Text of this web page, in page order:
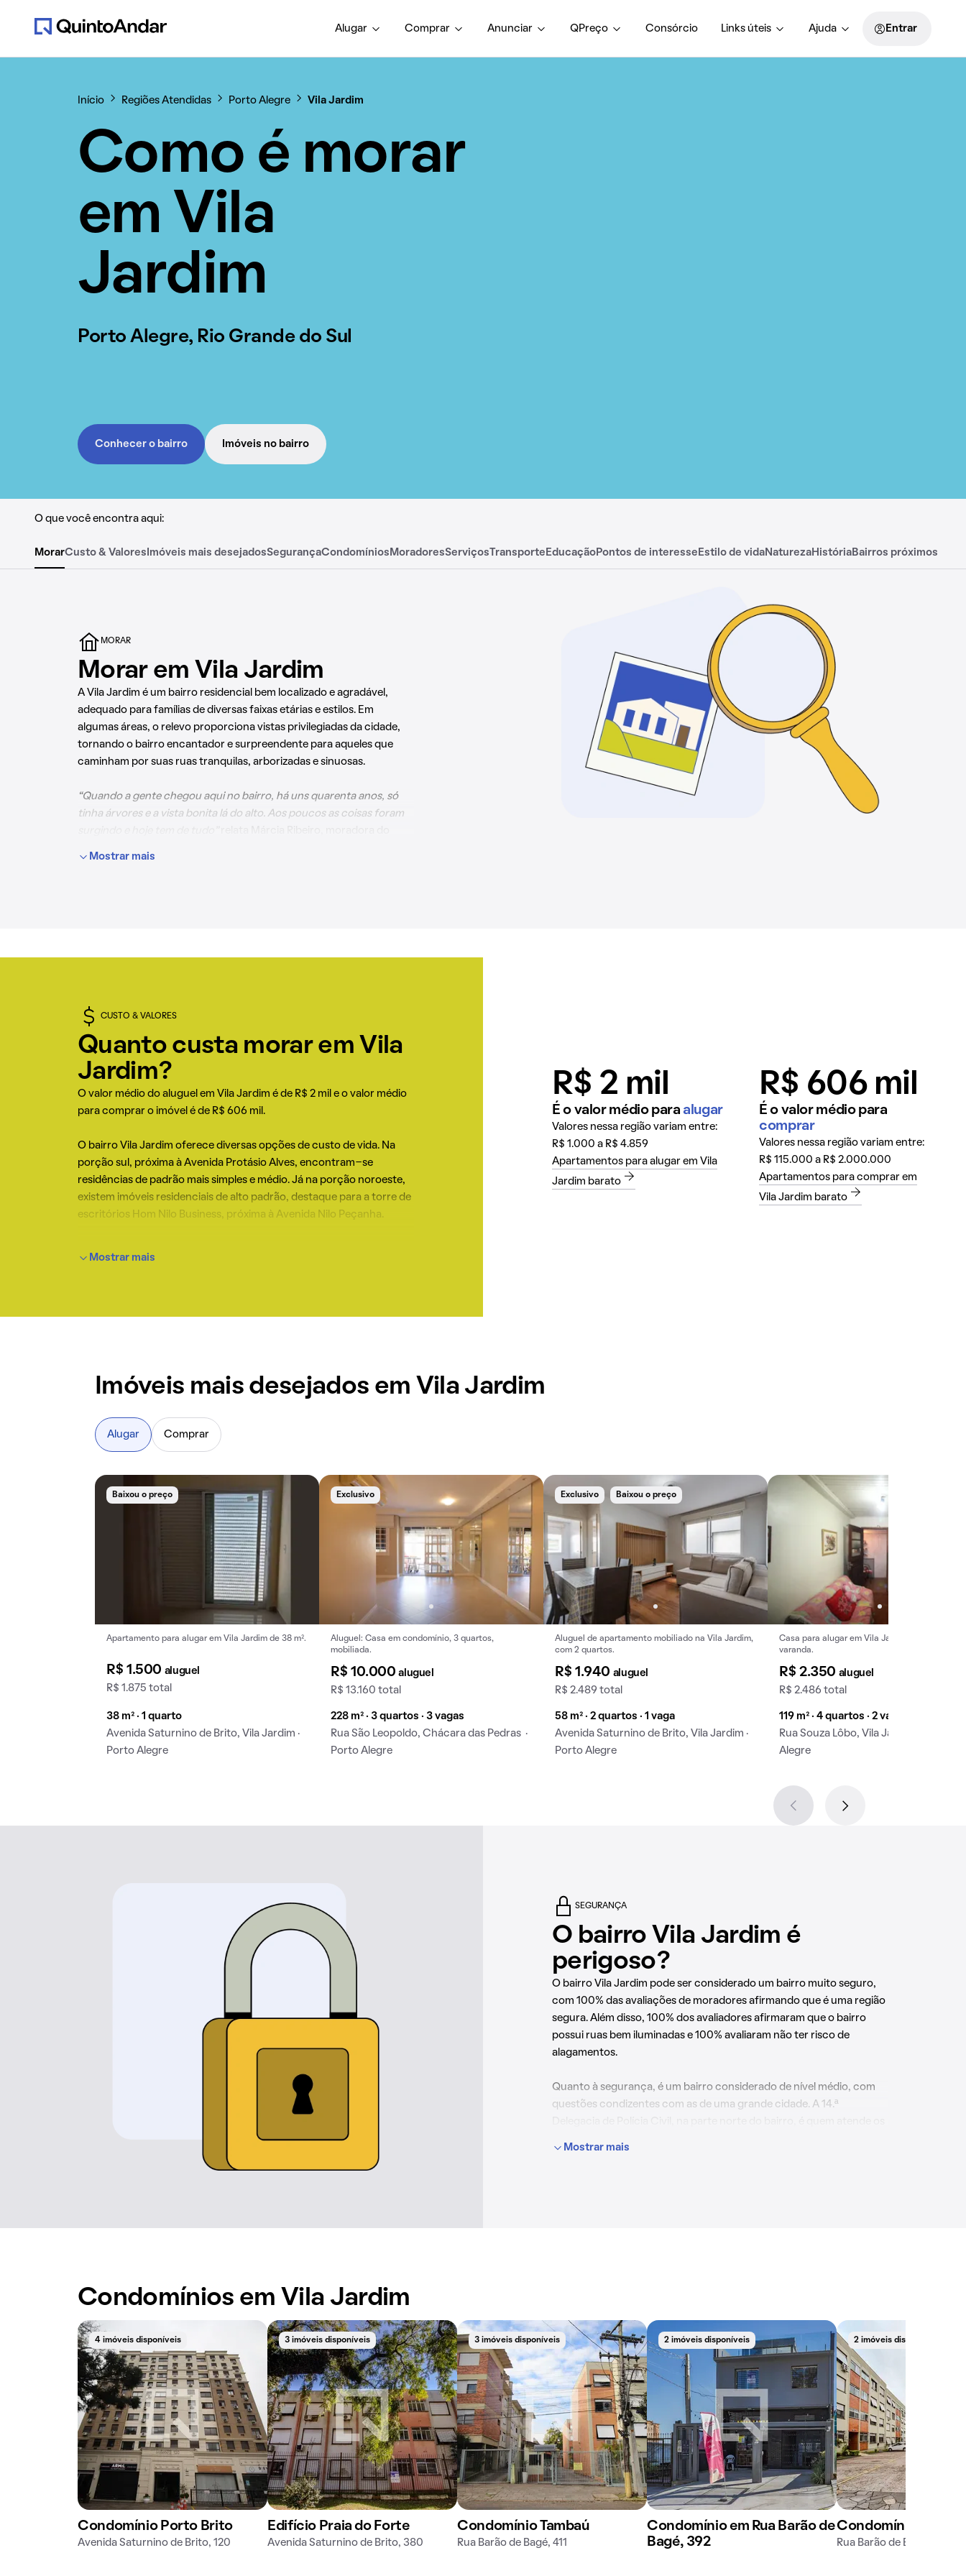
Alugar Comprar Anunciar QPreço Consórcio Links úteis Ajuda Entrar
Início Regiões Atendidas Porto Alegre Vila Jardim
Como é morar
em Vila
Jardim
Porto Alegre, Rio Grande do Sul
Conhecer o bairro Imóveis no bairro
O que você encontra aqui:
MorarCusto & Valores Imóveis mais desejadosSegurançaCondomínios MoradoresServiços Transporte Educação Pontos de interesse Estilo de vida Natureza História Bairros próximos
MORAR
Morar em Vila Jardim
A Vila Jardim é um bairro residencial bem localizado e agradável,
adequado para famílias de diversas faixas etárias e estilos. Em
algumas áreas, o relevo proporciona vistas privilegiadas da cidade,
tornando o bairro encantador e surpreendente para aqueles que
caminham por suas ruas tranquilas, arborizadas e sinuosas.
“Quando a gente chegou aqui no bairro, há uns quarenta anos, só
tinha árvores e a vista bonita lá do alto. Aos poucos as coisas foram
Mostrar mais
CUSTO & VALORES
Quanto custa morar em Vila
Jardim?
O valor médio do aluguel em Vila Jardim é de R$ 2 mil e o valor médio
para comprar o imóvel é de R$ 606 mil.
O bairro Vila Jardim oferece diversas opções de custo de vida. Na
porção sul, próxima à Avenida Protásio Alves, encontram-se
residências de padrão mais simples e médio. Já na porção noroeste,
existem imóveis residenciais de alto padrão, destaque para a torre de
escritórios Hom Nilo Business, próxima à Avenida Nilo Peçanha.
diferentes perfis de residentes, independentemente de suas
Mostrar mais
R$ 2 mil
É o valor médio para alugar
Valores nessa região variam entre:
R$ 1.000 a R$ 4.859
Apartamentos para alugar em Vila
Jardim barato
R$ 606 mil
É o valor médio para
comprar
Valores nessa região variam entre:
R$ 115.000 a R$ 2.000.000
Apartamentos para comprar em
Vila Jardim barato
Imóveis mais desejados em Vila Jardim
Baixou o preço
Apartamento para alugar em Vila Jardim de 38 m².
R$ 1.500 aluguel
R$ 1.875 total
38 m² · 1 quarto
Avenida Saturnino de Brito, Vila Jardim ·
Porto Alegre
Exclusivo
Aluguel: Casa em condomínio, 3 quartos,
mobiliada.
R$ 10.000aluguel
R$ 13.160 total
228 m² · 3 quartos · 3 vagas
Rua São Leopoldo, Chácara das Pedras ·
Porto Alegre
Exclusivo Baixou o preço
Aluguel de apartamento mobiliado na Vila Jardim,
com 2 quartos.
R$ 1.940 aluguel
R$ 2.489 total
58 m² · 2 quartos · 1 vaga
Avenida Saturnino de Brito, Vila Jardim ·
Porto Alegre
Casa para alugar em Vila Jardim de 119 m² com
varanda.
R$ 2.350 aluguel
R$ 2.486 total
119 m² · 4 quartos · 2 vagas
Rua Souza Lôbo, Vila Jardim · Porto
Alegre
Alugar Comprar
SEGURANÇA
O bairro Vila Jardim é
perigoso?
O bairro Vila Jardim pode ser considerado um bairro muito seguro,
com 100% das avaliações de moradores afirmando que é uma região
segura. Além disso, 100% dos avaliadores afirmaram que o bairro
possui ruas bem iluminadas e 100% avaliaram não ter risco de
alagamentos.
Quanto à segurança, é um bairro considerado de nível médio, com
questões condizentes com as de uma grande cidade. A 14.ª
Mostrar mais
Condomínios em Vila Jardim
4 imóveis disponíveis
Condomínio Porto Brito
Avenida Saturnino de Brito, 120
3 imóveis disponíveis
Edifício Praia do Forte
Avenida Saturnino de Brito, 380
3 imóveis disponíveis
Condomínio Tambaú
Rua Barão de Bagé, 411
2 imóveis disponíveis
Condomínio em Rua Barão de
Bagé, 392
2 imóveis disponíveis
Condomínio
Rua Barão de Bagé, 351